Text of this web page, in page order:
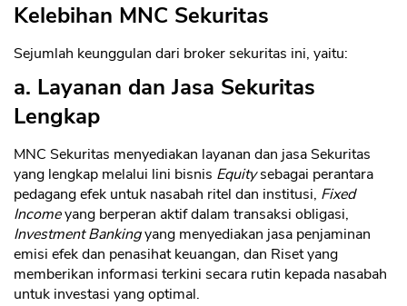
Kelebihan MNC Sekuritas
Sejumlah keunggulan dari broker sekuritas ini, yaitu:
a. Layanan dan Jasa Sekuritas
Lengkap
MNC Sekuritas menyediakan layanan dan jasa Sekuritas
yang lengkap melalui lini bisnis Equitysebagai perantara
pedagang efek untuk nasabah ritel dan institusi, Fixed
Incomeyang berperan aktif dalam transaksi obligasi,
Investment Bankingyang menyediakan jasa penjaminan
emisi efek dan penasihat keuangan, dan Riset yang
memberikan informasi terkini secara rutin kepada nasabah
untuk investasi yang optimal.